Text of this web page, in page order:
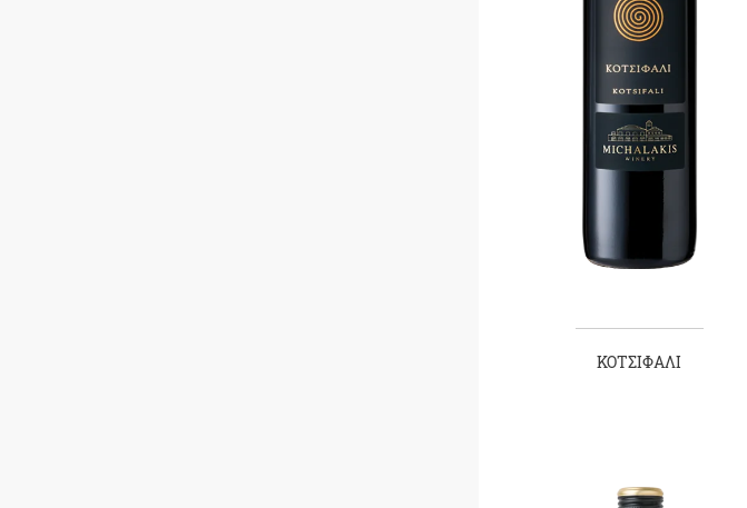
ΚΟΤΣΙΦΑΛΙ